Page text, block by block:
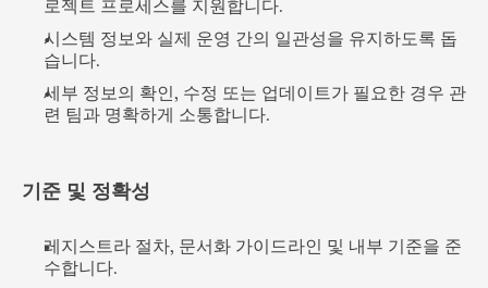
로젝트 프로세스를 지원합니다.
시스템 정보와 실제 운영 간의 일관성을 유지하도록 돕
습니다.
세부 정보의 확인, 수정 또는 업데이트가 필요한 경우 관
련 팀과 명확하게 소통합니다.
기준 및 정확성
레지스트라 절차, 문서화 가이드라인 및 내부 기준을 준
수합니다.